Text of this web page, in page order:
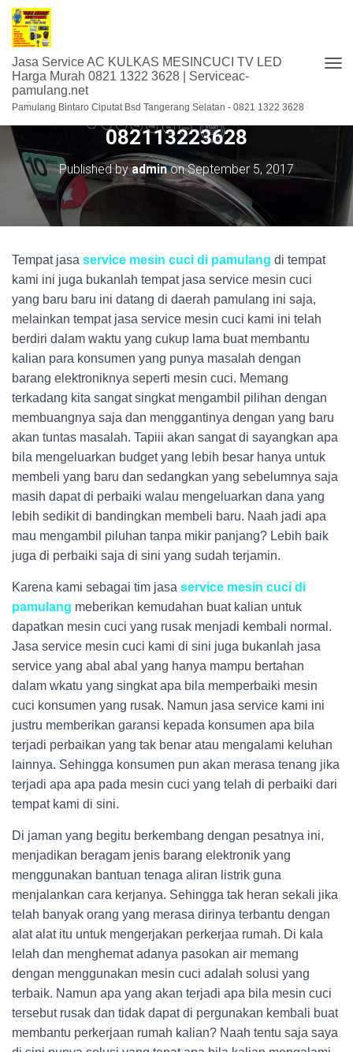
Jasa Service AC KULKAS MESINCUCI TV LED
Harga Murah 0821 1322 3628 | Serviceac-
pamulang.net
Pamulang Bintaro Ciputat Bsd Tangerang Selatan - 0821 1322 3628
N
G
Service Mesin Cuci di Pamulang –
082113223628
Published byadminonSeptember 5, 2017
Tempat jasa service mesin cuci di pamulang di tempat
kami ini juga bukanlah tempat jasa service mesin cuci
yang baru baru ini datang di daerah pamulang ini saja,
melainkan tempat jasa service mesin cuci kami ini telah
berdiri dalam waktu yang cukup lama buat membantu
kalian para konsumen yang punya masalah dengan
barang elektroniknya seperti mesin cuci. Memang
terkadang kita sangat singkat mengambil pilihan dengan
membuangnya saja dan menggantinya dengan yang baru
akan tuntas masalah. Tapiii akan sangat di sayangkan apa
bila mengeluarkan budget yang lebih besar hanya untuk
membeli yang baru dan sedangkan yang sebelumnya saja
masih dapat di perbaiki walau mengeluarkan dana yang
lebih sedikit di bandingkan membeli baru. Naah jadi apa
mau mengambil piluhan tanpa mikir panjang? Lebih baik
juga di perbaiki saja di sini yang sudah terjamin.
Karena kami sebagai tim jasa service mesin cuci di
pamulang meberikan kemudahan buat kalian untuk
dapatkan mesin cuci yang rusak menjadi kembali normal.
Jasa service mesin cuci kami di sini juga bukanlah jasa
service yang abal abal yang hanya mampu bertahan
dalam wkatu yang singkat apa bila memperbaiki mesin
cuci konsumen yang rusak. Namun jasa service kami ini
justru memberikan garansi kepada konsumen apa bila
terjadi perbaikan yang tak benar atau mengalami keluhan
lainnya. Sehingga konsumen pun akan merasa tenang jika
terjadi apa apa pada mesin cuci yang telah di perbaiki dari
tempat kami di sini.
Di jaman yang begitu berkembang dengan pesatnya ini,
menjadikan beragam jenis barang elektronik yang
menggunakan bantuan tenaga aliran listrik guna
menjalankan cara kerjanya. Sehingga tak heran sekali jika
telah banyak orang yang merasa dirinya terbantu dengan
alat alat itu untuk mengerjakan perkerjaa rumah. Di kala
lelah dan menghemat adanya pasokan air memang
dengan menggunakan mesin cuci adalah solusi yang
terbaik. Namun apa yang akan terjadi apa bila mesin cuci
tersebut rusak dan tidak dapat di pergunakan kembali buat
membantu perkerjaan rumah kalian? Naah tentu saja saya